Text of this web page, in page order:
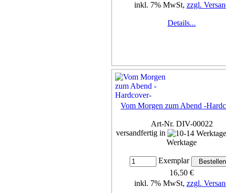
inkl. 7% MwSt, zzgl.
Details...
Vom Morgen zum Abend -
Art-Nr. DIV-00022
versandfertig in
Werktage
Exemplar
16,50 €
inkl. 7% MwSt, zzgl.